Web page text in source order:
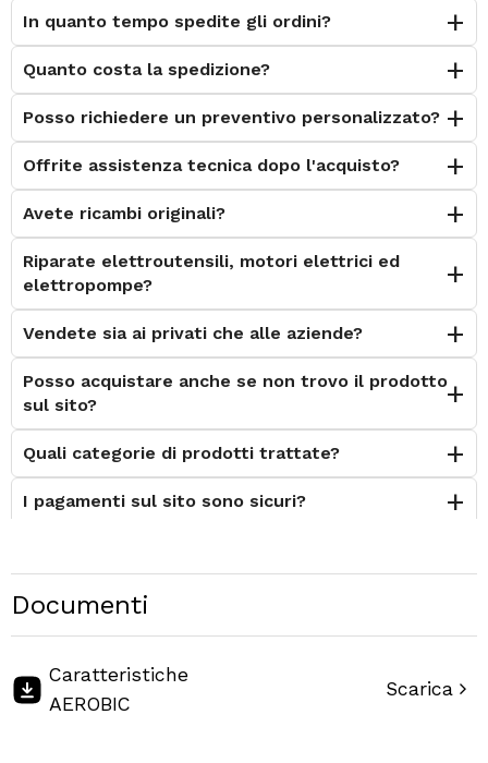
In quanto tempo spedite gli ordini?
Quanto costa la spedizione?
Posso richiedere un preventivo personalizzato?
Offrite assistenza tecnica dopo l'acquisto?
Avete ricambi originali?
Riparate elettroutensili, motori elettrici ed
elettropompe?
Vendete sia ai privati che alle aziende?
Posso acquistare anche se non trovo il prodotto
sul sito?
Quali categorie di prodotti trattate?
I pagamenti sul sito sono sicuri?
Posso contattarvi prima dell'acquisto?
Documenti
Caratteristiche
AEROBIC
Scarica